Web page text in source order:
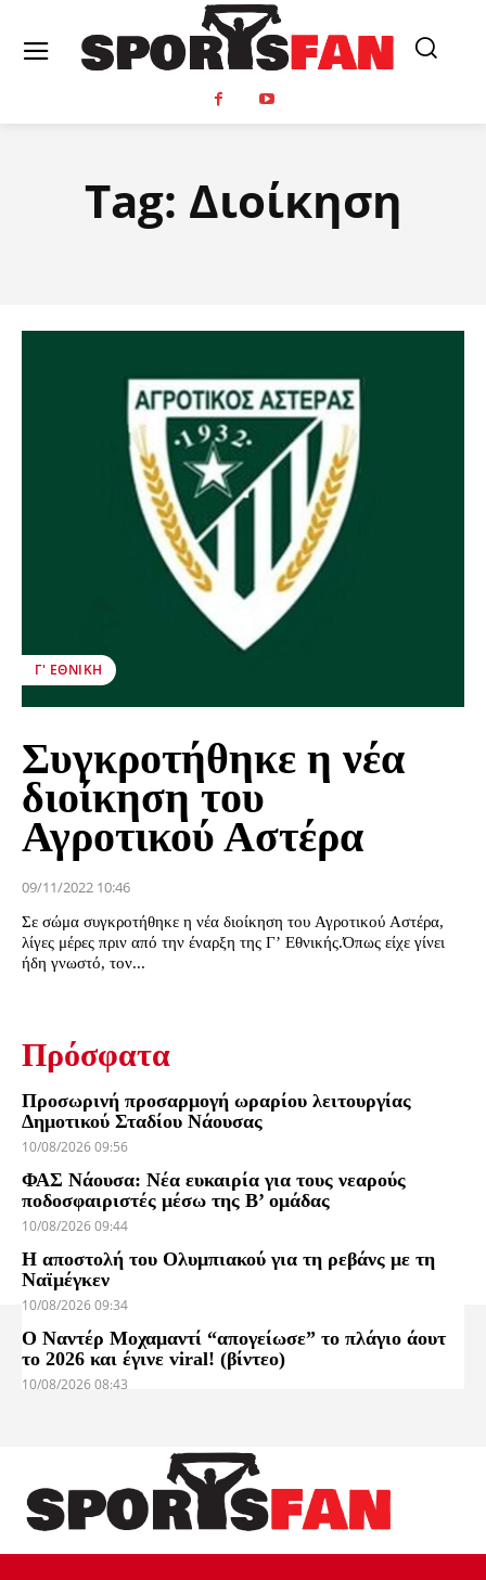
Tag: Διοίκηση
Γ' ΕΘΝΙΚΉ
Συγκροτήθηκε η νέα
διοίκηση του
Αγροτικού Αστέρα
09/11/2022 10:46
Σε σώμα συγκροτήθηκε η νέα διοίκηση του Αγροτικού Αστέρα,
λίγες μέρες πριν από την έναρξη της Γ’ Εθνικής.Όπως είχε γίνει
ήδη γνωστό, τον...
Πρόσφατα
Προσωρινή προσαρμογή ωραρίου λειτουργίας
Δημοτικού Σταδίου Νάουσας
10/08/2026 09:56
ΦΑΣ Νάουσα: Νέα ευκαιρία για τους νεαρούς
ποδοσφαιριστές μέσω της Β’ ομάδας
10/08/2026 09:44
Η αποστολή του Ολυμπιακού για τη ρεβάνς με τη
Ναϊμέγκεν
10/08/2026 09:34
Ο Ναντέρ Μοχαμαντί “απογείωσε” το πλάγιο άουτ
το 2026 και έγινε viral! (βίντεο)
10/08/2026 08:43